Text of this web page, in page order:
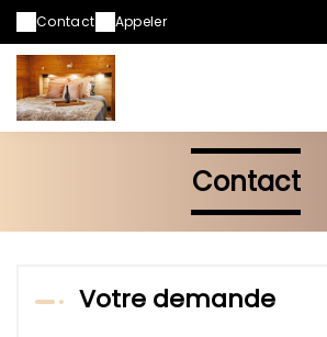
Contact Appeler
Contact
Votre demande